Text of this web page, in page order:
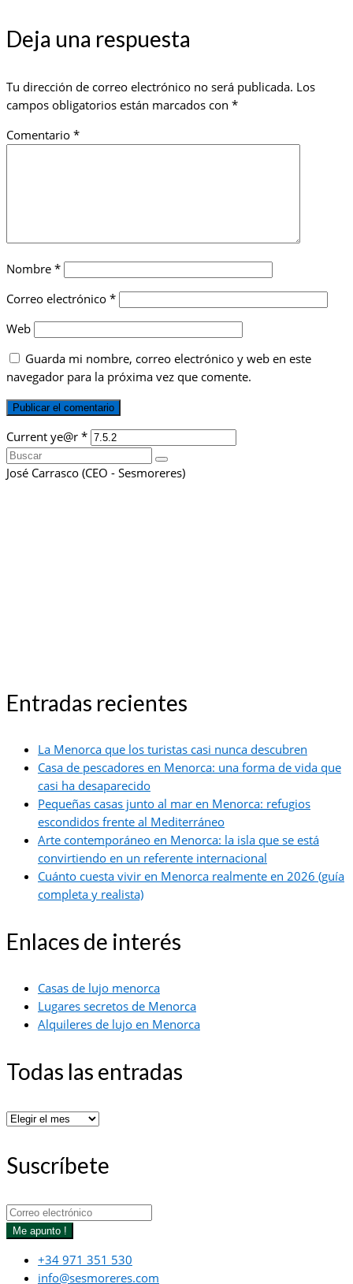
Deja una respuesta
Tu dirección de correo electrónico no será publicada. Los
campos obligatorios están marcados con *
Comentario *
Nombre *
Correo electrónico *
Web
Guarda mi nombre, correo electrónico y web en este
navegador para la próxima vez que comente.
Current ye@r *
Buscar
por:
José Carrasco (CEO - Sesmoreres)
Entradas recientes
La Menorca que los turistas casi nunca descubren
Casa de pescadores en Menorca: una forma de vida que
casi ha desaparecido
Pequeñas casas junto al mar en Menorca: refugios
escondidos frente al Mediterráneo
Arte contemporáneo en Menorca: la isla que se está
convirtiendo en un referente internacional
Cuánto cuesta vivir en Menorca realmente en 2026 (guía
completa y realista)
Enlaces de interés
Casas de lujo menorca
Lugares secretos de Menorca
Alquileres de lujo en Menorca
Todas las entradas
Todas
Suscríbete
Me apunto !
+34 971 351 530
info@sesmoreres.com